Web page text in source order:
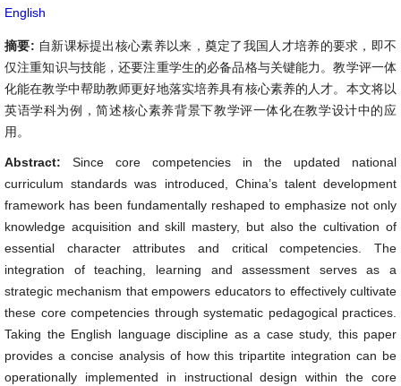
English
摘要: 自新课标提出核心素养以来，奠定了我国人才培养的要求，即不
仅注重知识与技能，还要注重学生的必备品格与关键能力。教学评一体
化能在教学中帮助教师更好地落实培养具有核心素养的人才。本文将以
英语学科为例，简述核心素养背景下教学评一体化在教学设计中的应
用。
Abstract: Since core competencies in the updated national
curriculum standards was introduced, China’s talent development
framework has been fundamentally reshaped to emphasize not only
knowledge acquisition and skill mastery, but also the cultivation of
essential character attributes and critical competencies. The
integration of teaching, learning and assessment serves as a
strategic mechanism that empowers educators to effectively cultivate
these core competencies through systematic pedagogical practices.
Taking the English language discipline as a case study, this paper
provides a concise analysis of how this tripartite integration can be
operationally implemented in instructional design within the core